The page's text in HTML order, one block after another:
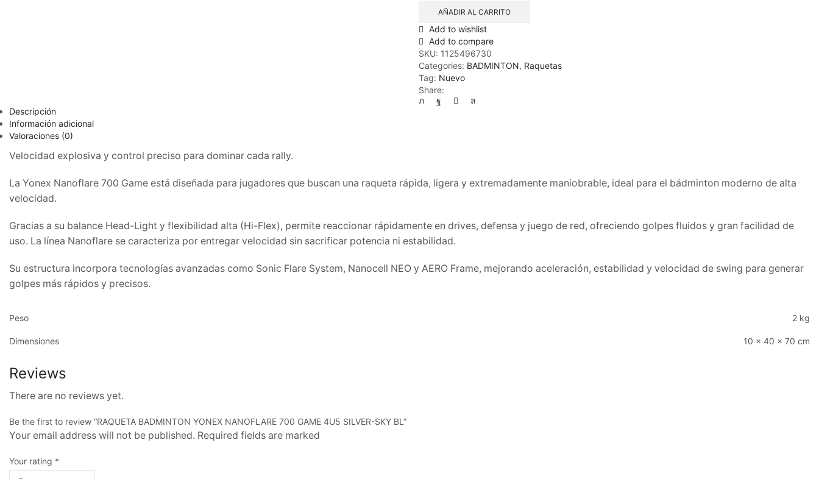
AÑADIR AL CARRITO
Add to wishlist
Add to compare
SKU: 1125496730
Categories: BADMINTON, Raquetas
Tag: Nuevo
Share:
Descripción
Información adicional
Valoraciones (0)
Velocidad explosiva y control preciso para dominar cada rally.
La Yonex Nanoflare 700 Game está diseñada para jugadores que buscan una raqueta rápida, ligera y extremadamente maniobrable, ideal para el bádminton moderno de alta
velocidad.
Gracias a su balance Head-Light y flexibilidad alta (Hi-Flex), permite reaccionar rápidamente en drives, defensa y juego de red, ofreciendo golpes fluidos y gran facilidad de
uso. La línea Nanoflare se caracteriza por entregar velocidad sin sacrificar potencia ni estabilidad.
Su estructura incorpora tecnologías avanzadas como Sonic Flare System, Nanocell NEO y AERO Frame, mejorando aceleración, estabilidad y velocidad de swing para generar
golpes más rápidos y precisos.
Peso 2 kg
Dimensiones 10 × 40 × 70 cm
Reviews
There are no reviews yet.
Be the first to review “RAQUETA BADMINTON YONEX NANOFLARE 700 GAME 4U5 SILVER-SKY BL”
Your email address will not be published. Required fields are marked
Your rating *